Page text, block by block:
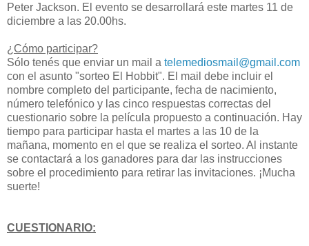
Peter Jackson. El evento se desarrollará este martes 11 de
diciembre a las 20.00hs.
¿Cómo participar?
Sólo tenés que enviar un mail a telemediosmail@gmail.com
con el asunto "sorteo El Hobbit". El mail debe incluir el
nombre completo del participante, fecha de nacimiento,
número telefónico y las cinco respuestas correctas del
cuestionario sobre la película propuesto a continuación. Hay
tiempo para participar hasta el martes a las 10 de la
mañana, momento en el que se realiza el sorteo. Al instante
se contactará a los ganadores para dar las instrucciones
sobre el procedimiento para retirar las invitaciones. ¡Mucha
suerte!
CUESTIONARIO: